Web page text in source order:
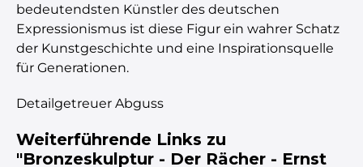
bedeutendsten Künstler des deutschen
Expressionismus ist diese Figur ein wahrer Schatz
der Kunstgeschichte und eine Inspirationsquelle
für Generationen.
Detailgetreuer Abguss
Weiterführende Links zu
"Bronzeskulptur - Der Rächer - Ernst